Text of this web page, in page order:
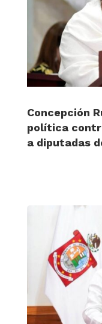
Concepción
política
a diputadas